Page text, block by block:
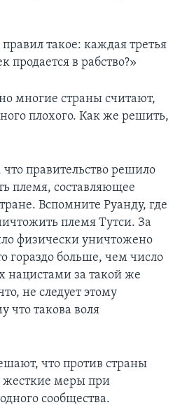
такое: каждая третья
продается в рабство?»
многие страны считают,
плохого. Как же решить,
что правительство решило
племя, составляющее
Вспомните Руанду, где
племя Тутси. За
физически уничтожено
гораздо больше, чем число
за такой же
не следует этому
что такова воля
что против страны
жесткие меры при
сообщества.